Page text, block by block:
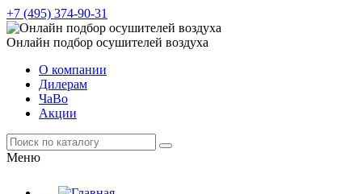
+7 (495) 374-90-31
Онлайн подбор осушителей воздуха
О компании
Дилерам
ЧаВо
Акции
Меню